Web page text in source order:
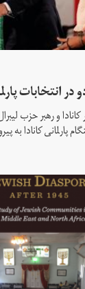
انتخابات
و رهبر حزب
پارلمانی کانادا